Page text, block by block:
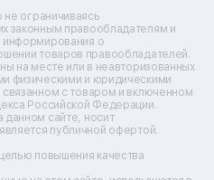
питания
не ограничиваясь
законным правообладателям и
информирования о
товаров правообладателей.
на месте или в неавторизованных
физическими и юридическими
с товаром и включенном
Российской Федерации.
сайте, носит
публичной офертой.
повышения качества